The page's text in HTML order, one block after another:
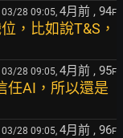
03/28 09:05, 4月前 , 94F
，比如說T&S，
03/28 09:05, 4月前 , 95F
任AI，所以還是
03/28 09:05, 4月前 , 96F